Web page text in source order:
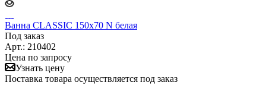
Ванна CLASSIC 150x70 N белая
Под заказ
Арт.: 210402
Цена по запросу
Узнать цену
Поставка товара осуществляется под заказ